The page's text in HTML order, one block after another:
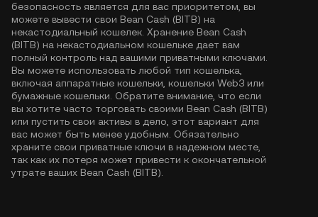
безопасность является для вас приоритетом, вы
можете вывести свои Bean Cash (BITB) на
некастодиальный кошелек. Хранение Bean Cash
(BITB) на некастодиальном кошельке дает вам
полный контроль над вашими приватными ключами.
Вы можете использовать любой тип кошелька,
включая аппаратные кошельки, кошельки Web3 или
бумажные кошельки. Обратите внимание, что если
вы хотите часто торговать своими Bean Cash (BITB)
или пустить свои активы в дело, этот вариант для
вас может быть менее удобным. Обязательно
храните свои приватные ключи в надежном месте,
так как их потеря может привести к окончательной
утрате ваших Bean Cash (BITB).